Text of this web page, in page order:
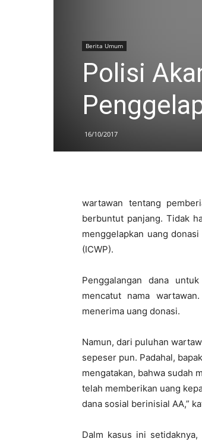
Berita Umum
Polisi
16/10/2017
wartawan tentang
berbuntut panjang. Tidak
menggelapkan uang
(ICWP).
Penggalangan dana
mencatut nama
menerima uang donasi.
Namun, dari puluhan
sepeser pun. Padahal,
mengatakan, bahwa sudah
telah memberikan uang
dana sosial berinisial AA,”
Dalm kasus ini